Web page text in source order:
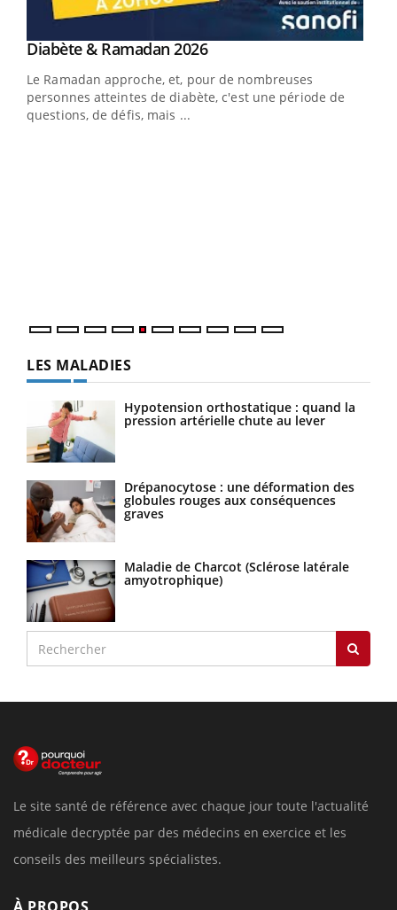
Youtube
Diabète & Ramadan 2026Youtube
Le Ramadan approche, et, pour de nombreuses
personnes atteintes de diabète, c'est une période de
questions, de défis, mais ...
LES MALADIES
Hypotension orthostatique : quand la
pression artérielle chute au lever
Drépanocytose : une déformation des
globules rouges aux conséquences
graves
Maladie de Charcot (Sclérose latérale
amyotrophique)
Le site santé de référence avec chaque jour toute l'actualité
médicale decryptée par des médecins en exercice et les
conseils des meilleurs spécialistes.